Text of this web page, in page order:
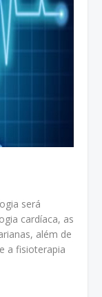
será
cardíaca, as
além de
a fisioterapia